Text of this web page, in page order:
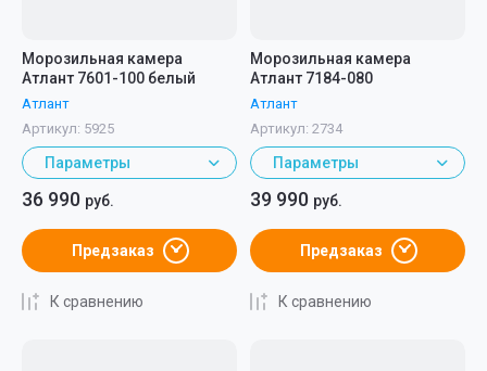
Морозильная камера
Атлант 7601-100 белый
Атлант
Артикул: 5925
Параметры
36 990 руб.
Предзаказ
К сравнению
Морозильная камера
Атлант 7184-080
Атлант
Артикул: 2734
Параметры
39 990 руб.
Предзаказ
К сравнению